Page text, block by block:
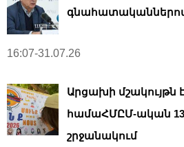
16:07-31.07.26
Արցախի մշակույթն
համաՀՄԸՄ-ական
շրջանակում